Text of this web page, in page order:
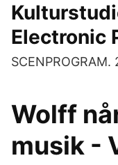
Electronic
SCENPROGRAM.
Wolff
musik -